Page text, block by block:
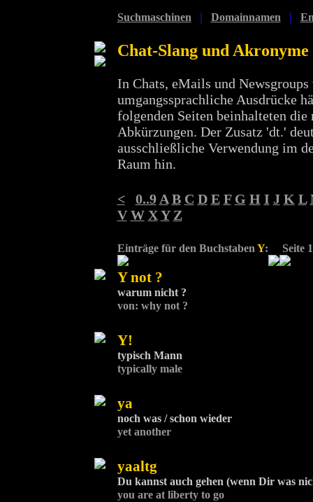
Suchmaschinen | Domainnamen |
Chat-Slang und Akronyme
In Chats, eMails und Newsgroups
umgangssprachliche Ausdrücke
folgenden Seiten beinhalteten die
Abkürzungen. Der Zusatz 'dt.'
ausschließliche Verwendung im
Raum hin.
< 0..9 A B C D E F G H I J K L
V W X Y Z
Einträge für den Buchstaben Y: Seite
Y not ?
warum nicht ?
von: why not ?
Y!
typisch Mann
typically male
ya
noch was / schon wieder
yet another
yaaltg
Du kannst auch gehen (wenn Dir was
you are at liberty to go